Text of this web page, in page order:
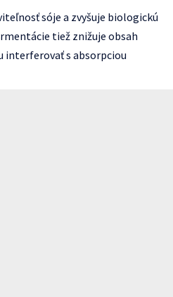
sóje a zvyšuje biologickú
tiež znižuje obsah
s absorpciou